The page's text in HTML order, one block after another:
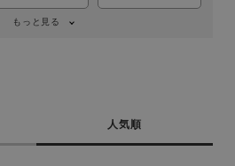
もっと見る
人気順